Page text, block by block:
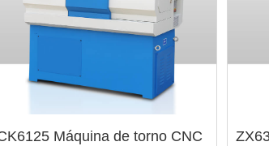
Máquina de torno CNC